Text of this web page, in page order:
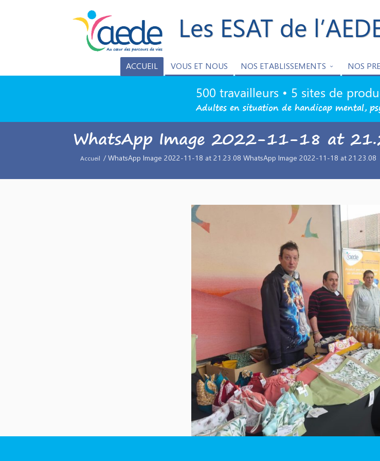
Les ESAT de
ACCUEIL VOUS ET NOUS NOS ETABLISSEMENTS NOS
500 travailleurs • 5 sites de
Adultes en situation de handicap mental,
WhatsApp Image 2022-11-18 at
Accueil / WhatsApp Image 2022-11-18 at 21.23.08 WhatsApp Image 2022-11-18 at 21.23.08